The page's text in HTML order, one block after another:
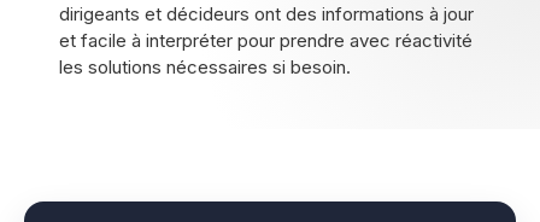
dirigeants et décideurs ont des informations à jour
et facile à interpréter pour prendre avec réactivité
les solutions nécessaires si besoin.